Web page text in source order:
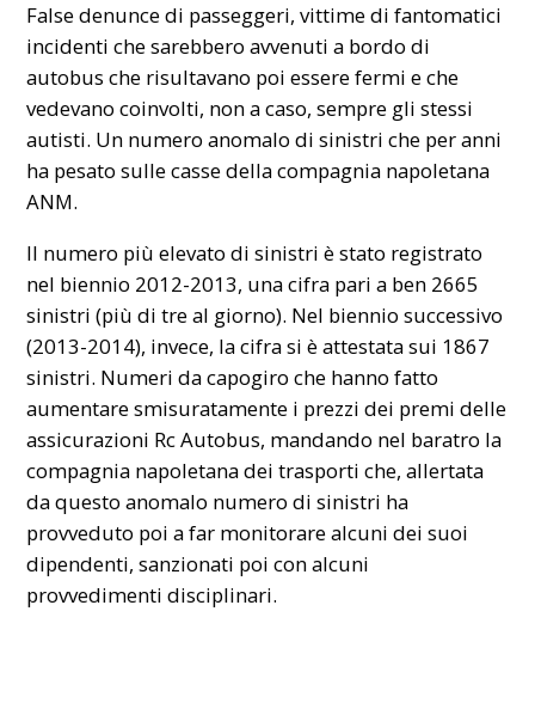
False denunce di passeggeri, vittime di fantomatici
incidenti che sarebbero avvenuti a bordo di
autobus che risultavano poi essere fermi e che
vedevano coinvolti, non a caso, sempre gli stessi
autisti. Un numero anomalo di sinistri che per anni
ha pesato sulle casse della compagnia napoletana
ANM.
Il numero più elevato di sinistri è stato registrato
nel biennio 2012-2013, una cifra pari a ben 2665
sinistri (più di tre al giorno). Nel biennio successivo
(2013-2014), invece, la cifra si è attestata sui 1867
sinistri. Numeri da capogiro che hanno fatto
aumentare smisuratamente i prezzi dei premi delle
assicurazioni Rc Autobus, mandando nel baratro la
compagnia napoletana dei trasporti che, allertata
da questo anomalo numero di sinistri ha
provveduto poi a far monitorare alcuni dei suoi
dipendenti, sanzionati poi con alcuni
provvedimenti disciplinari.